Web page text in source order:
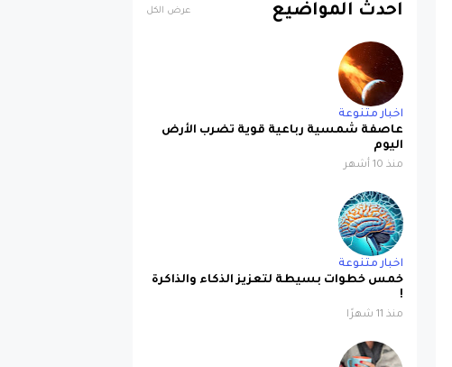
احدث المواضيع عرض الكل
اخبار متنوعة
عاصفة شمسية رباعية قوية تضرب الأرض
اليوم
منذ 10 أشهر
اخبار متنوعة
خمس خطوات بسيطة لتعزيز الذكاء والذاكرة
!
منذ 11 شهرًا